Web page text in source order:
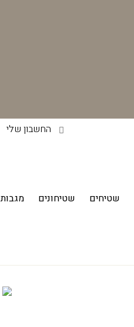
החשבון שלי
שטיחים שטיחונים מגבות